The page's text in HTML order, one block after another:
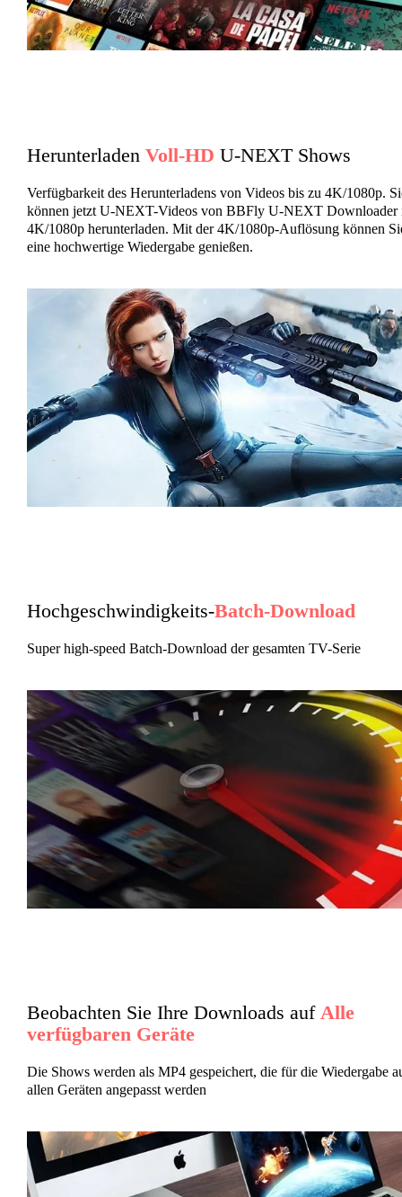
Herunterladen Voll-HD U-NEXT Shows
Verfügbarkeit des Herunterladens von Videos bis zu 4K/1080p.
können jetzt U-NEXT-Videos von BBFly U-NEXT Downloader
4K/1080p herunterladen. Mit der 4K/1080p-Auflösung können
eine hochwertige Wiedergabe genießen.
Hochgeschwindigkeits-Batch-Download
Super high-speed Batch-Download der gesamten TV-Serie
Beobachten Sie Ihre Downloads auf Alle
verfügbaren Geräte
Die Shows werden als MP4 gespeichert, die für die Wiedergabe
allen Geräten angepasst werden